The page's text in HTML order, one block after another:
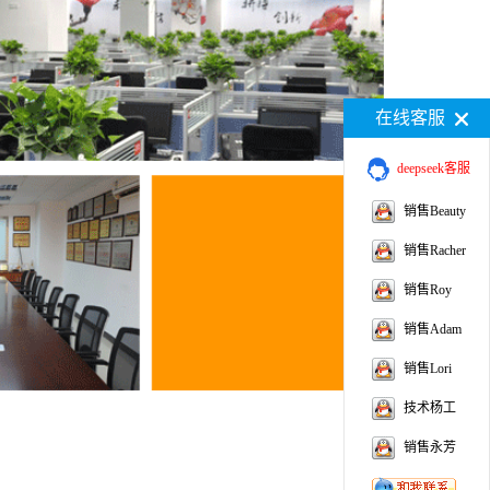
在线客服
deepseek客服
销售Beauty
销售Racher
销售Roy
销售Adam
销售Lori
技术杨工
销售永芳